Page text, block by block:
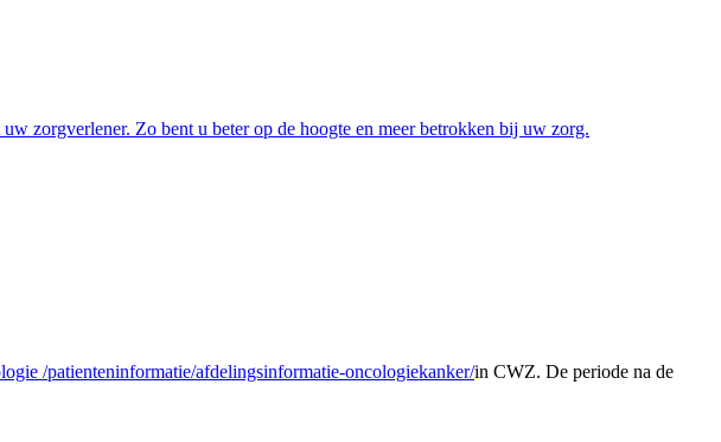
zorgverlener. Zo bent u beter op de hoogte en meer betrokken bij uw zorg.
/patienteninformatie/afdelingsinformatie-oncologiekanker/in CWZ. De periode na de